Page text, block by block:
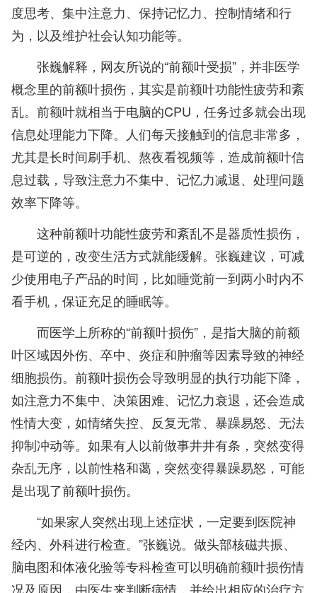
度思考、集中注意力、保持记忆力、控制情绪和行
为，以及维护社会认知功能等。
张巍解释，网友所说的“前额叶受损”，并非医学
概念里的前额叶损伤，其实是前额叶功能性疲劳和紊
乱。前额叶就相当于电脑的CPU，任务过多就会出现
信息处理能力下降。人们每天接触到的信息非常多，
尤其是长时间刷手机、熬夜看视频等，造成前额叶信
息过载，导致注意力不集中、记忆力减退、处理问题
效率下降等。
这种前额叶功能性疲劳和紊乱不是器质性损伤，
是可逆的，改变生活方式就能缓解。张巍建议，可减
少使用电子产品的时间，比如睡觉前一到两小时内不
看手机，保证充足的睡眠等。
而医学上所称的“前额叶损伤”，是指大脑的前额
叶区域因外伤、卒中、炎症和肿瘤等因素导致的神经
细胞损伤。前额叶损伤会导致明显的执行功能下降，
如注意力不集中、决策困难、记忆力衰退，还会造成
性情大变，如情绪失控、反复无常、暴躁易怒、无法
抑制冲动等。如果有人以前做事井井有条，突然变得
杂乱无序，以前性格和蔼，突然变得暴躁易怒，可能
是出现了前额叶损伤。
“如果家人突然出现上述症状，一定要到医院神
经内、外科进行检查。”张巍说。做头部核磁共振、
脑电图和体液化验等专科检查可以明确前额叶损伤情
况及原因，由医生来判断病情，并给出相应的治疗方